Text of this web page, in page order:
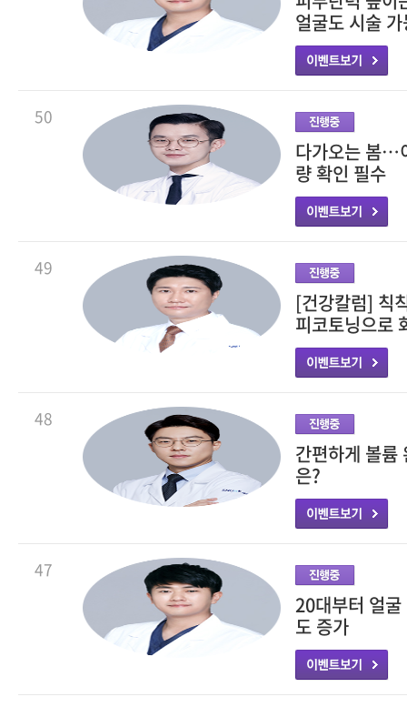
얼굴도 시술
50
다가오는 봄…
량 확인 필수
49
[건강칼럼] 칙
피코토닝으로
48
간편하게 볼륨
은?
47
20대부터 얼
도 증가